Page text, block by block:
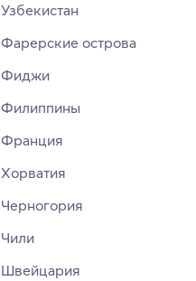
Узбекистан
Фарерские острова
Фиджи
Филиппины
Франция
Хорватия
Черногория
Чили
Швейцария